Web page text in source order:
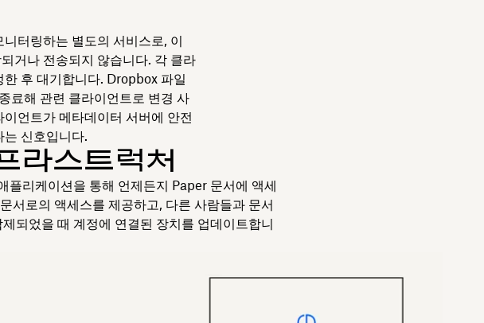
터링하는 별도의 서비스로, 이
거나 전송되지 않습니다. 각 클라
후 대기합니다. Dropbox 파일
료해 관련 클라이언트로 변경 사
언트가 메타데이터 서버에 안전
신호입니다.
라스트럭처
리케이션을 통해 언제든지 Paper 문서에 액세
서로의 액세스를 제공하고, 다른 사람들과 문서
되었을 때 계정에 연결된 장치를 업데이트합니